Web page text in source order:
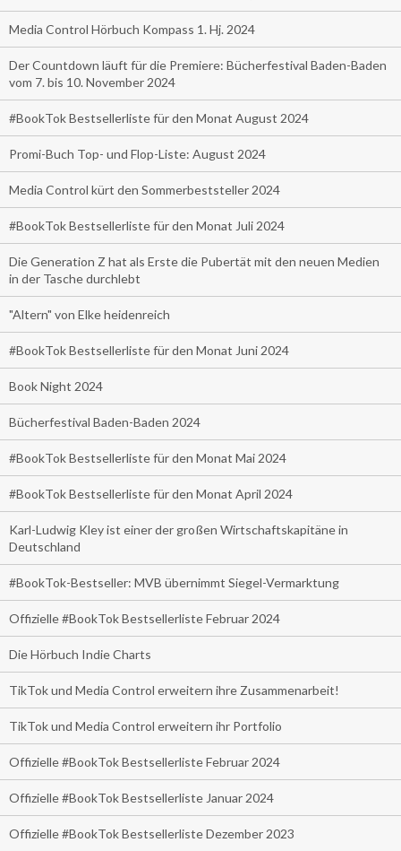
Media Control Hörbuch Kompass 1. Hj. 2024
Der Countdown läuft für die Premiere: Bücherfestival Baden-Baden
vom 7. bis 10. November 2024
#BookTok Bestsellerliste für den Monat August 2024
Promi-Buch Top- und Flop-Liste: August 2024
Media Control kürt den Sommerbeststeller 2024
#BookTok Bestsellerliste für den Monat Juli 2024
Die Generation Z hat als Erste die Pubertät mit den neuen Medien
in der Tasche durchlebt
"Altern" von Elke heidenreich
#BookTok Bestsellerliste für den Monat Juni 2024
Book Night 2024
Bücherfestival Baden-Baden 2024
#BookTok Bestsellerliste für den Monat Mai 2024
#BookTok Bestsellerliste für den Monat April 2024
Karl-Ludwig Kley ist einer der großen Wirtschaftskapitäne in
Deutschland
#BookTok-Bestseller: MVB übernimmt Siegel-Vermarktung
Offizielle #BookTok Bestsellerliste Februar 2024
Die Hörbuch Indie Charts
TikTok und Media Control erweitern ihre Zusammenarbeit!
TikTok und Media Control erweitern ihr Portfolio
Offizielle #BookTok Bestsellerliste Februar 2024
Offizielle #BookTok Bestsellerliste Januar 2024
Offizielle #BookTok Bestsellerliste Dezember 2023